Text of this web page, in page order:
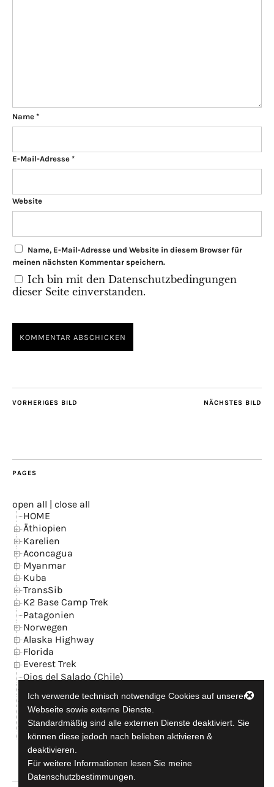
Name *
E-Mail-Adresse *
Website
Name, E-Mail-Adresse und Website in diesem Browser für
meinen nächsten Kommentar speichern.
Ich bin mit den Datenschutzbedingungen
dieser Seite einverstanden.
NÄCHSTES BILD
VORHERIGES BILD
PAGES
open all
close all
HOME
Äthiopien
Karelien
Aconcagua
Myanmar
Kuba
TransSib
K2 Base Camp Trek
Patagonien
Norwegen
Alaska Highway
Florida
Everest Trek
Ojos del Salado (Chile)
News
Kontakt + GB
Datenschutzerklärung
Impressum
Ich verwende technisch notwendige Cookies auf unserer
Webseite sowie externe Dienste.
Standardmäßig sind alle externen Dienste deaktiviert. Sie
können diese jedoch nach belieben aktivieren &
deaktivieren.
Für weitere Informationen lesen Sie meine
Datenschutzbestimmungen.